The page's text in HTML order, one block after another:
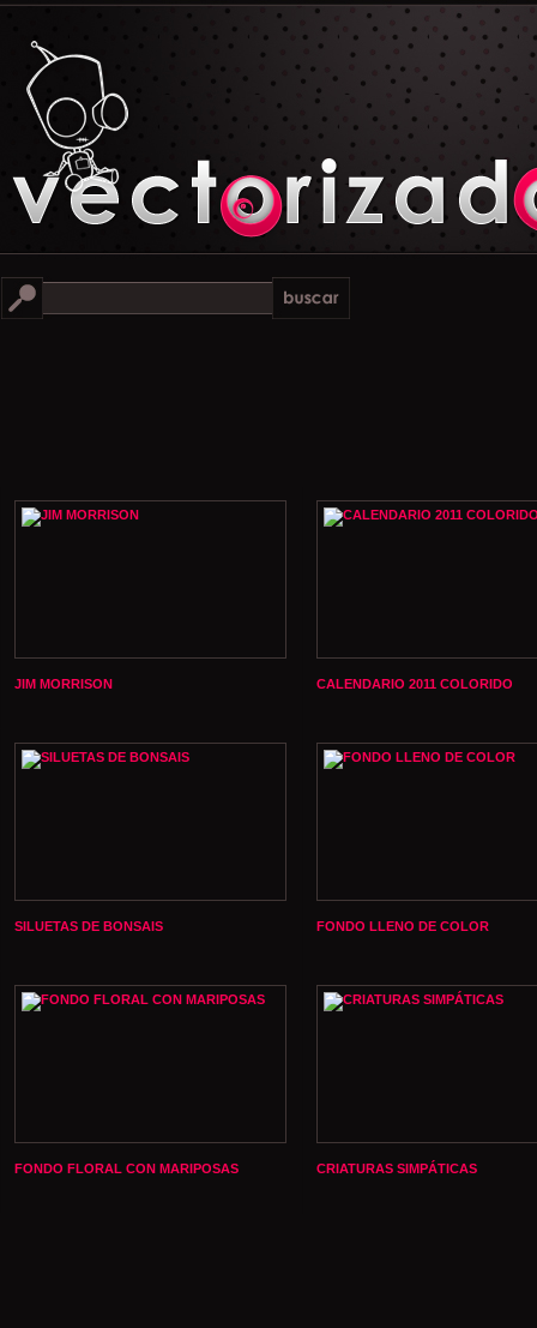
JIM MORRISON CALENDARIO 2011 COLORIDO
SILUETAS DE BONSAIS FONDO LLENO DE COLOR
FONDO FLORAL CON MARIPOSAS CRIATURAS SIMPÁTICAS